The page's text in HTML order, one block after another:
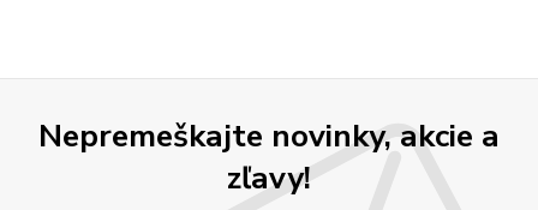
Nepremeškajte novinky, akcie a
zľavy!